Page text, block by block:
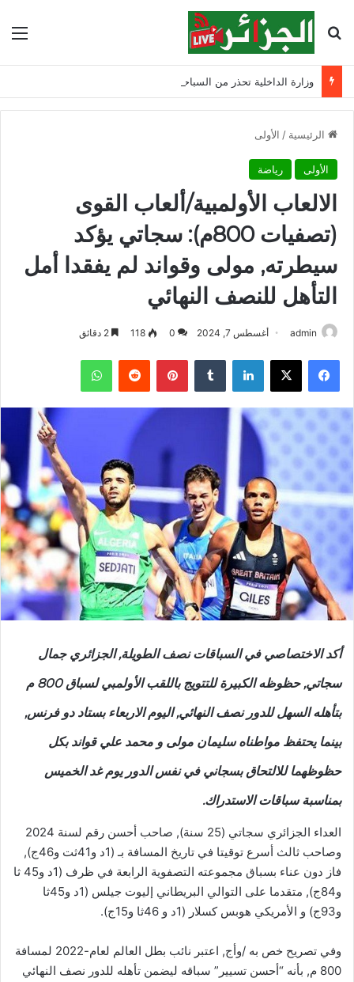
بحث عن
الرئيسية / الأولى
الأولى رياضة
الالعاب الأولمبية/ألعاب القوى
(تصفيات 800م): سجاتي يؤكد
سيطرته, مولى وقواند لم يفقدا أمل
التأهل للنصف النهائي
admin أغسطس 7, 2024 0
118
فيسبوك لينكدإن بينتيريست
أكد الاختصاصي في السباقات نصف الطويلة, الجزائري جمال
سجاتي, حظوظه الكبيرة للتتويج باللقب الأولمبي لسباق 800 م
بتأهله السهل للدور نصف النهائي, اليوم الاربعاء بستاد دو فرنس,
بينما يحتفظ مواطناه سليمان مولى و محمد علي قواند بكل
حظوظهما للالتحاق بسجاني في نفس الدور يوم غد الخميس
بمناسبة سباقات الاستدراك.
العداء الجزائري سجاتي (25 سنة), صاحب أحسن رقم لسنة 2024
وصاحب ثالث أسرع توقيتا في تاريخ المسافة بـ (1د و41ثت و46ج),
فاز دون عناء بسباق مجموعته التصفوية الرابعة في ظرف (1د و45 ثا
و84ج), متقدما على التوالي البريطاني إليوت جيلس (1د و45ثا
و93ج) و الأمريكي هوبس كسلار (1د و 46ثا و15ج).
وفي تصريح خص به /وأج, اعتبر نائب بطل العالم لعام-2022 لمسافة
800 م, بأنه “أحسن تسيير” سباقه ليضمن تأهله للدور نصف النهائي